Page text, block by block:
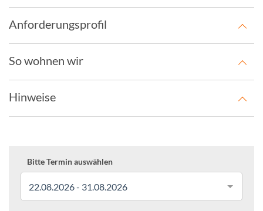
Anforderungsprofil
So wohnen wir
Hinweise
Bitte Termin auswählen
22.08.2026 - 31.08.2026